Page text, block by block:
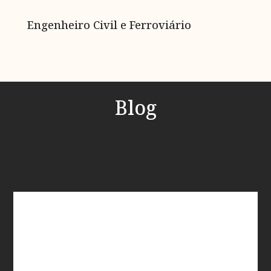
Engenheiro Civil e Ferroviário
Blog